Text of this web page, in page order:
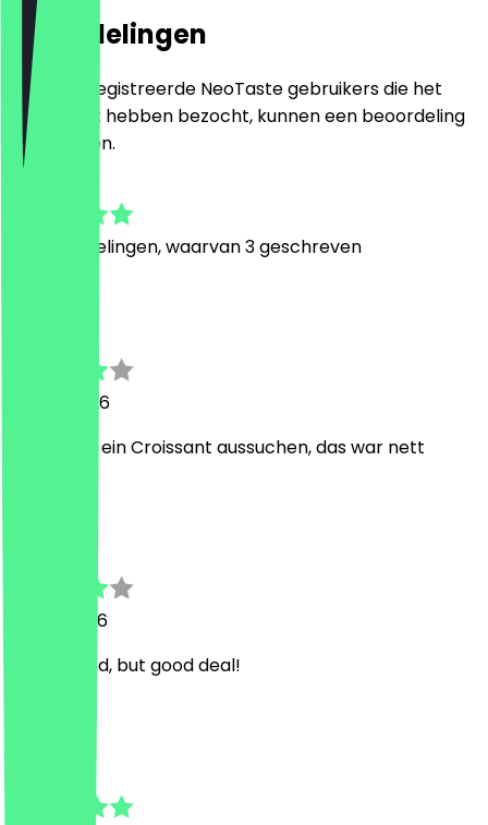
Beoordelingen
Alleen geregistreerde NeoTaste gebruikers die het
restaurant hebben bezocht, kunnen een beoordeling
achterlaten.
Beoordelingen, waarvan 3 geschreven
22 mei 2026
Durfte mir ein Croissant aussuchen, das war nett
14 mei 2026
Hard to find, but good deal!